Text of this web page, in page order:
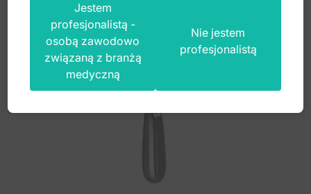
Jestem
profesjonalistą -
osobą zawodowo
związaną z branżą
medyczną
Nie jestem
profesjonalistą